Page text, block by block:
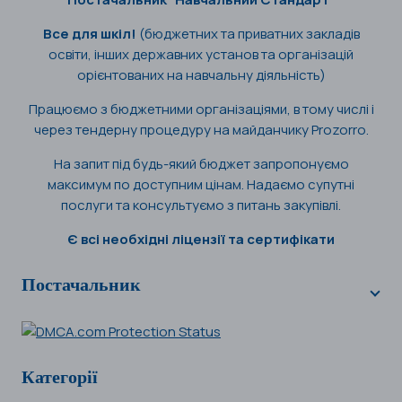
Все для шкіл! (бюджетних та приватних закладів
освіти, інших державних установ та організацій
орієнтованих на навчальну діяльність)
Працюємо з бюджетними організаціями, в тому числі і
через тендерну процедуру на майданчику Prozorro.
На запит під будь-який бюджет запропонуємо
максимум по доступним цінам. Надаємо супутні
послуги та консультуємо з питань закупівлі.
Є всі необхідні ліцензії та сертифікати
Постачальник
Категорії